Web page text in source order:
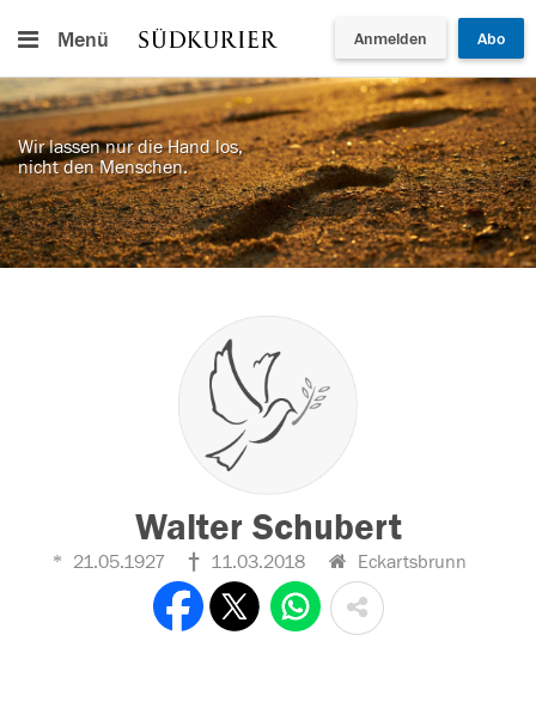
Menü Anmelden Abo
Wir lassen nur die Hand los,
nicht den Menschen.
Walter Schubert
21.05.1927 11.03.2018 Eckartsbrunn